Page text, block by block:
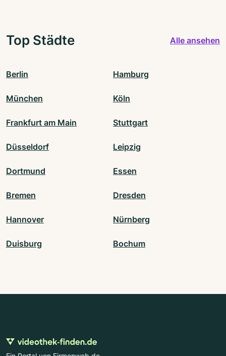
Top Städte Alle ansehen
Berlin Hamburg
München Köln
Frankfurt am Main Stuttgart
Düsseldorf Leipzig
Dortmund Essen
Bremen Dresden
Hannover Nürnberg
Duisburg Bochum